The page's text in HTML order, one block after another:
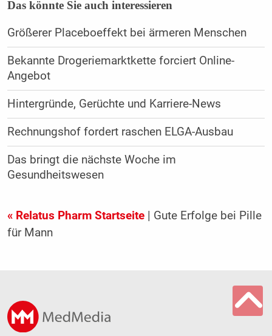
Das könnte Sie auch interessieren
Größerer Placeboeffekt bei ärmeren Menschen
Bekannte Drogeriemarktkette forciert Online-
Angebot
Hintergründe, Gerüchte und Karriere-News
Rechnungshof fordert raschen ELGA-Ausbau
Das bringt die nächste Woche im
Gesundheitswesen
« Relatus Pharm Startseite| Gute Erfolge bei Pille
für Mann